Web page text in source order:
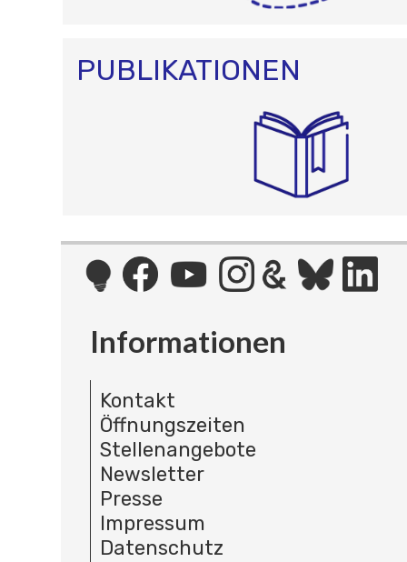
PUBLIKATIONEN
Informationen
Kontakt
Öffnungszeiten
Stellenangebote
Newsletter
Presse
Impressum
Datenschutz